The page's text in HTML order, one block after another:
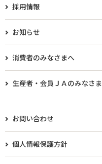
採用情報
お知らせ
消費者のみなさまへ
生産者・会員ＪＡのみなさ
お問い合わせ
個人情報保護方針